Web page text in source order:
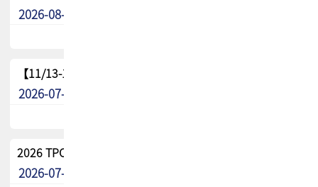
2026-08-04
【11/13-15】2026 TPCA 百岳登頂_南橫三星
2026-07-22
2026 TPCA中南區會員問卷暨7/31交流餐敘報名
2026-07-08